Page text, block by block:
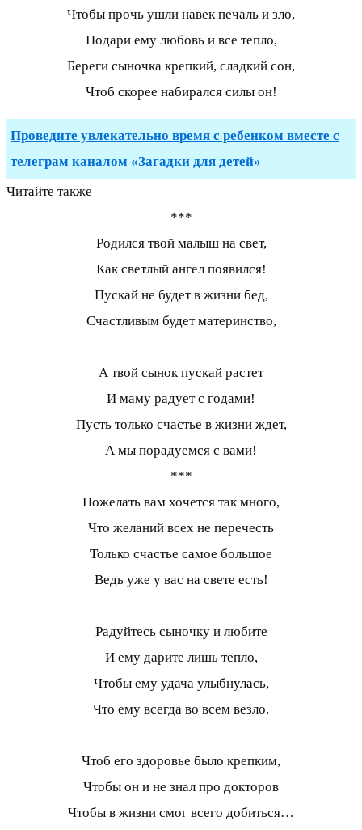
Чтобы прочь ушли навек печаль и зло,
Подари ему любовь и все тепло,
Береги сыночка крепкий, сладкий сон,
Чтоб скорее набирался силы он!
Проведите увлекательно время с ребенком вместе с
телеграм каналом «Загадки для детей»
Читайте также
***
Родился твой малыш на свет,
Как светлый ангел появился!
Пускай не будет в жизни бед,
Счастливым будет материнство,
А твой сынок пускай растет
И маму радует с годами!
Пусть только счастье в жизни ждет,
А мы порадуемся с вами!
***
Пожелать вам хочется так много,
Что желаний всех не перечесть
Только счастье самое большое
Ведь уже у вас на свете есть!
Радуйтесь сыночку и любите
И ему дарите лишь тепло,
Чтобы ему удача улыбнулась,
Что ему всегда во всем везло.
Чтоб его здоровье было крепким,
Чтобы он и не знал про докторов
Чтобы в жизни смог всего добиться…